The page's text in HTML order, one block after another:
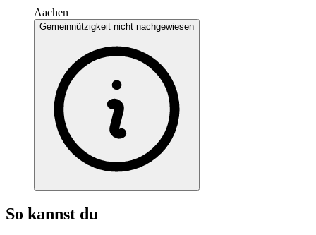
Aachen
Gemeinnützigkeit nicht nachgewiesen
So kannst du